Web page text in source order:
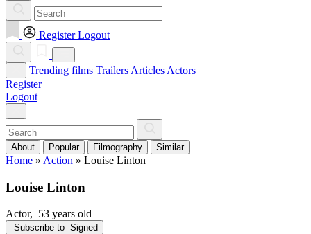
Register Logout
Trending films Trailers Articles Actors
Register
Logout
About Popular Filmography Similar
Home » Action » Louise Linton
Louise Linton
Actor, 53 years old
Subscribe to Signed